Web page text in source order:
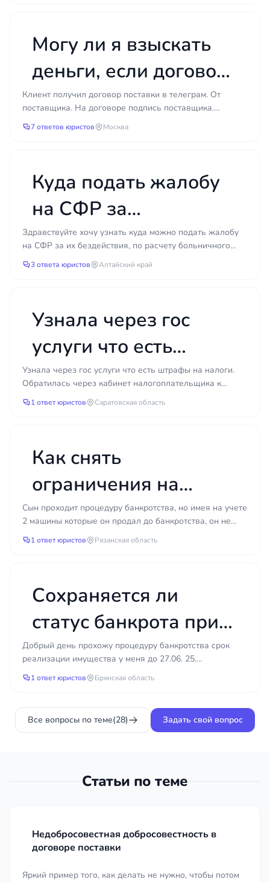
сформулировано так, что суд его не удовлетворит.
Чем раньше юрист оценит ситуацию, тем больше
вариантов остаётся в распоряжении — от
грамотно выстроенного иска. Своевременное
обращение позволяет не только защитить права,
но и сэкономить время и деньги, которые уходят
Могу ли я взыскать
деньги, если договор
прислали в телеграме
и товара привезли
Клиент получил договор поставки в телеграм. От
поставщика. На договоре подпись поставщика.
Покупатель счет с указанием перечня товаров оплатил
7 ответов юристов Москва
Куда подать жалобу
на СФР за
бездействие при
расчёте больничного
Здравствуйте хочу узнать куда можно подать жалобу
на СФР за их бездействия, по расчету больничного
листа? Работодатель не в полном объеме подал
3 ответа юристов Алтайский край
Узнала через гос
услуги что есть
штрафы на налоги.
Обра
Узнала через гос услуги что есть штрафы на налоги.
Обратилась через кабинет налогоплательщика к
налоговой которая направила штрафы на
налоги.Попросила...
1 ответ юристов Саратовская область
Как снять
ограничения на
регистрационные
действия с
банкротстве сына?
Сын проходит процедуру банкротства, но имея на учете
2 машины которые он продал до банкротства, он не
может завершить банкротство, как снять с них огр...
1 ответ юристов Рязанская область
Сохраняется ли
статус банкрота при
продлении
реализации
имущества?
Добрый день прохожу процедуру банкротства срок
реализации имущества у меня до 27.06. 25.
Финансовый управляющий подал ходатайство о
продлении реализац...
1 ответ юристов Брянская область
Все вопросы по теме(28) Задать свой вопрос
Статьи по теме
Недобросовестная добросовестность в
договоре поставки
Яркий пример того, как делать не нужно, чтобы потом